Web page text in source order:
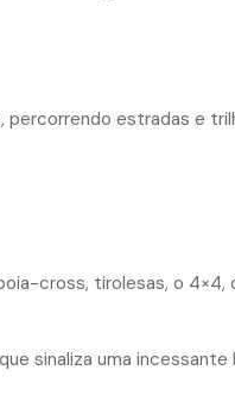
percorrendo estradas e
cross, tirolesas, o 4×4,
sinaliza uma incessante